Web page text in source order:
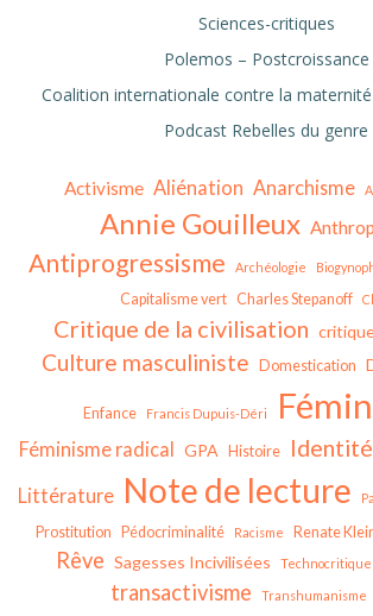
Sciences-critiques
Polemos – Postcroissance
Coalition internationale contre la
Podcast Rebelles du genre
Activisme Aliénation Anarchisme
Annie Gouilleux
Antiprogressisme Archéologie
Capitalisme vert Charles Stepanoff
Critique de la civilisation
Culture masculiniste Domestication
Enfance Francis Dupuis-Déri
Féminisme radical GPA Histoire
Littérature Note de lecture
Prostitution Pédocriminalité Racisme Renate
Rêve Sagesses Incivilisées Technocritique
transactivisme Transhumanisme